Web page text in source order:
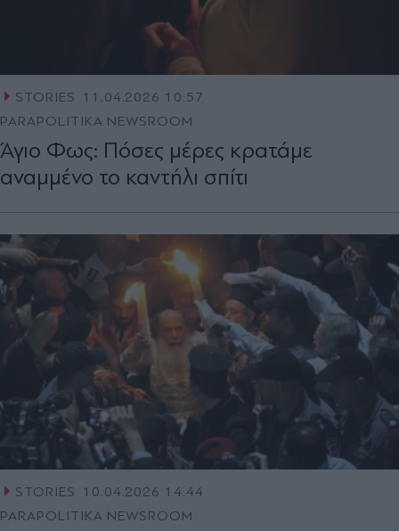
STORIES
11.04.2026 10:57
PARAPOLITIKA NEWSROOM
Άγιο Φως: Πόσες μέρες κρατάμε
αναμμένο το καντήλι σπίτι
STORIES
10.04.2026 14:44
PARAPOLITIKA NEWSROOM